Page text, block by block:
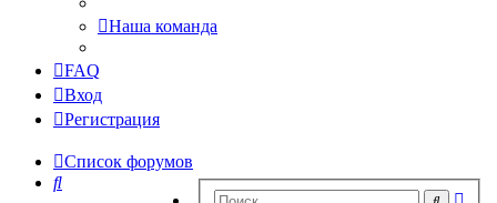
Наша команда
FAQ
Вход
Регистрация
Список форумов
Поиск